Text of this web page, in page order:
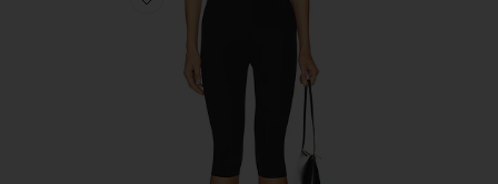
Favorite LEGGINGS CAPRI